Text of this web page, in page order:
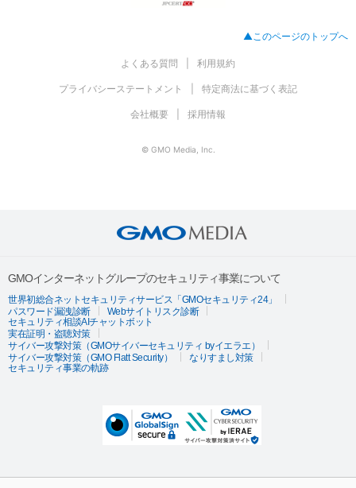
▲このページのトップへ
よくある質問 利用規約
プライバシーステートメント 特定商法に基づく表記
会社概要 採用情報
© GMO Media, Inc.
GMOインターネットグループのセキュリティ事業について
世界初総合ネットセキュリティサービス「GMOセキュリティ24」
パスワード漏洩診断
Webサイトリスク診断
セキュリティ相談AIチャットボット
実在証明・盗聴対策
サイバー攻撃対策（GMOサイバーセキュリティ byイエラエ）
サイバー攻撃対策（GMO Flatt Security）
なりすまし対策
セキュリティ事業の軌跡